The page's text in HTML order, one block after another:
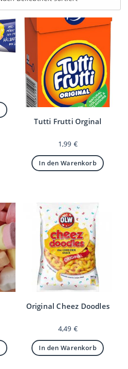
Tutti Frutti Orginal
1,99 €
In den Warenkorb
Original Cheez Doodles
4,49 €
In den Warenkorb